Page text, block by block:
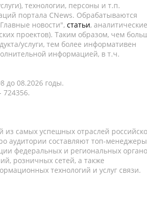
технологии, персоны и т.п.
портала CNews. Обрабатываются
новости", статьи, аналитические
проектов). Таким образом, чем
услуги, тем более информативен
информацией, в т.ч.
до 08.2026 годы.
724356.
из самых успешных отраслей
аудитории составляют топ-
федеральных и региональных
розничных сетей, а также
технологий и услуг связи.